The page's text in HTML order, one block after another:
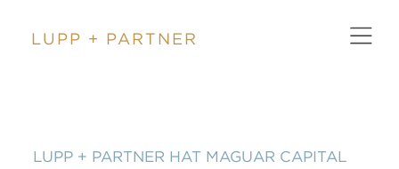
LUPP + PARTNER
LUPP + PARTNER HAT MAGUAR CAPITAL